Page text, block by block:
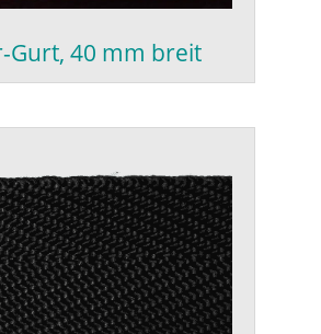
Gurt, 40 mm breit